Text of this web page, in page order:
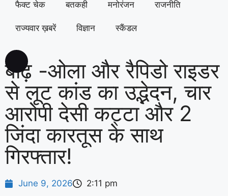
फैक्ट चेक बतकही मनोरंजन राजनीति
राज्यवार ख़बरें विज्ञान स्कैंडल
बाढ़ -ओला और रैपिडो राइडर
से लूट कांड का उद्भेदन, चार
आरोपी देसी कट्टा और 2
जिंदा कारतूस के साथ
गिरफ्तार!
June 9, 2026 2:11 pm